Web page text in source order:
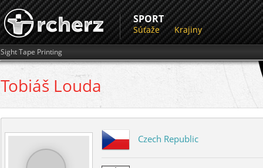
SPORT
Súťaže Krajiny
Sight Tape Printing
Tobiáš Louda
Czech Republic